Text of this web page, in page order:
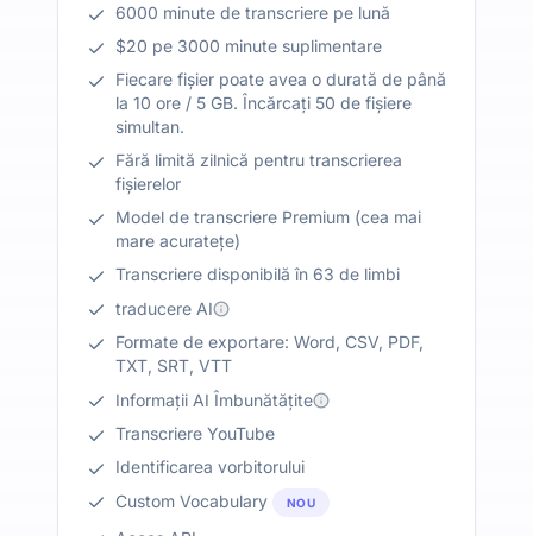
6000 minute de transcriere pe lună
$20 pe 3000 minute suplimentare
Fiecare fișier poate avea o durată de până
la 10 ore / 5 GB. Încărcați 50 de fișiere
simultan.
Fără limită zilnică pentru transcrierea
fișierelor
Model de transcriere Premium (cea mai
mare acuratețe)
Transcriere disponibilă în 63 de limbi
traducere AI
Formate de exportare: Word, CSV, PDF,
TXT, SRT, VTT
Informații AI Îmbunătățite
Transcriere YouTube
Identificarea vorbitorului
Custom Vocabulary
NOU